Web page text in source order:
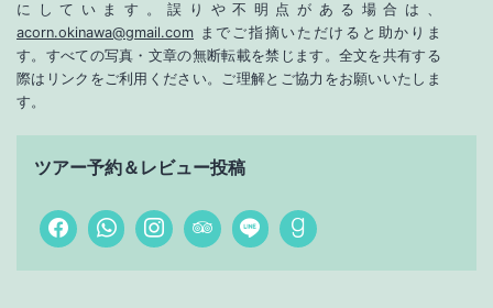
にしています。誤りや不明点がある場合は、
acorn.okinawa@gmail.com までご指摘いただけると助かりま
す。すべての写真・文章の無断転載を禁じます。全文を共有する
際はリンクをご利用ください。ご理解とご協力をお願いいたしま
す。
ツアー予約＆レビュー投稿